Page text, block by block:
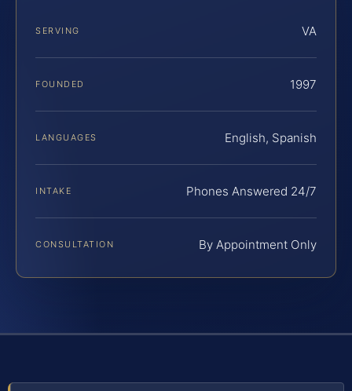
SERVING VA
FOUNDED 1997
LANGUAGES English, Spanish
INTAKE Phones Answered 24/7
CONSULTATION By Appointment Only